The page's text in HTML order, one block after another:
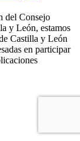
del Consejo
y León, estamos
Castilla y León
en participar